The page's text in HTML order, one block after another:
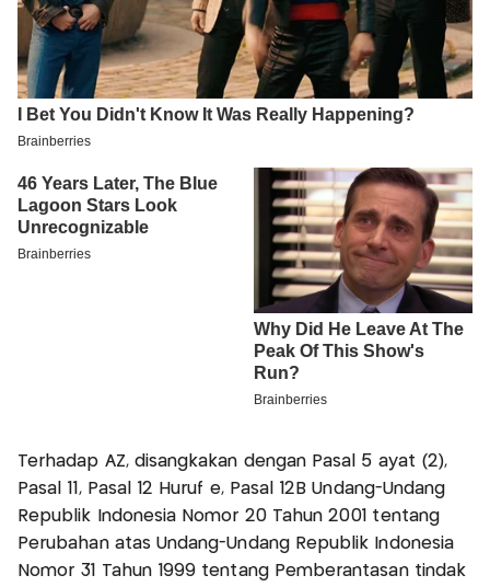
Terhadap AZ, disangkakan dengan Pasal 5 ayat (2),
Pasal 11, Pasal 12 Huruf e, Pasal 12B Undang-Undang
Republik Indonesia Nomor 20 Tahun 2001 tentang
Perubahan atas Undang-Undang Republik Indonesia
Nomor 31 Tahun 1999 tentang Pemberantasan tindak